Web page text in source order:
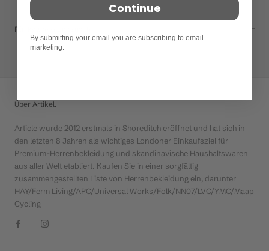
Rückgabe & Umtausch
Über Artikel.
Article wurde 2012 erstmals in Shoreditch eröffnet und hat sich in
den letzten 8 Jahren als wichtiges Londoner Einkaufsziel für
Premium-Herrenbekleidung und skandinavische Haushaltswaren
aus aller Welt etabliert. Kaufen Sie in einer sorgfältig
zusammengestellten Liste von Herrenbekleidung ein, darunter
HAY/Ferm Living/APC/Universal Works/Folk/NN07/LVC/YMC/Maap
Cycling
Continue
By submitting your email you are subscribing to email
marketing.